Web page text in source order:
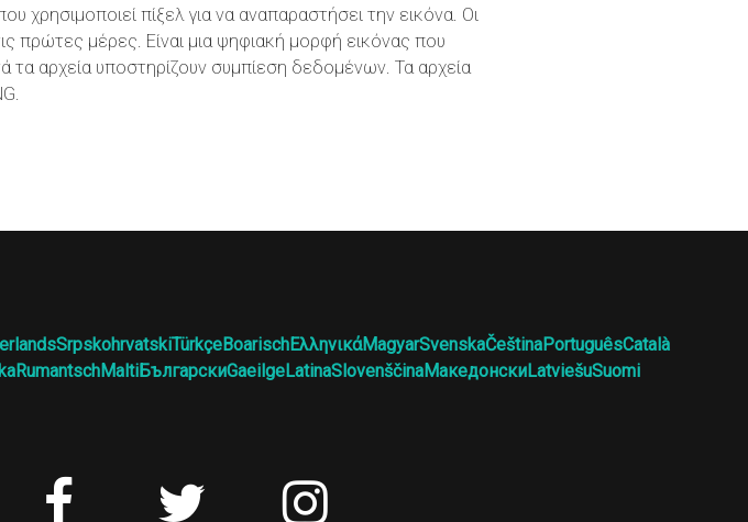
χρησιμοποιεί πίξελ για να αναπαραστήσει την εικόνα. Οι
πρώτες μέρες. Είναι μια ψηφιακή μορφή εικόνας που
τα αρχεία υποστηρίζουν συμπίεση δεδομένων. Τα αρχεία
SrpskohrvatskiTürkçeBoarischΕλληνικάMagyarSvenskaČeštinaPortuguêsCatalà
RumantschMaltiБългарскиGaeilgeLatinaSlovenščinaМакедонскиLatviešuSuomi